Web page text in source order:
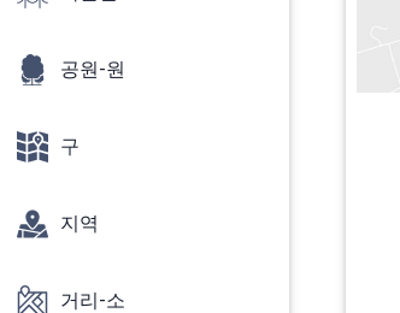
공원-원
구
지역
거리-소